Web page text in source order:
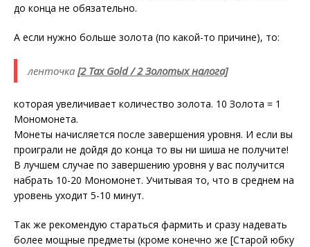
до конца не обязательно.
А если нужно больше золота (по какой-то причине), то:
ленточка [2 Tax Gold / 2 Золотых налога]
которая увеличивает количество золота. 10 Золота = 1
Мономонета.
Монеты начисляется после завершения уровня. И если вы
проиграли не дойдя до конца то вы ни шиша не получите!
В лучшем случае по завершению уровня у вас получится
набрать 10-20 Мономонет. Учитывая то, что в среднем на
уровень уходит 5-10 минут.
Так же рекомендую стараться фармить и сразу надевать
более мощные предметы (кроме конечно же [Старой юбку